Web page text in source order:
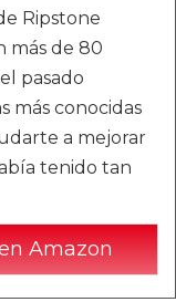
Ripstone
más de 80
pasado
más conocidas
a mejorar
tenido tan
Amazon